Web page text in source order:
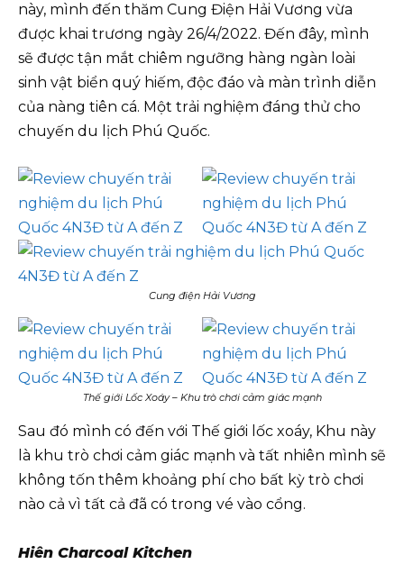
này, mình đến thăm Cung Điện Hải Vương vừa
được khai trương ngày 26/4/2022. Đến đây, mình
sẽ được tận mắt chiêm ngưỡng hàng ngàn loài
sinh vật biển quý hiếm, độc đáo và màn trình diễn
của nàng tiên cá. Một trải nghiệm đáng thử cho
chuyến du lịch Phú Quốc.
Cung điện Hải Vương
Thế giới Lốc Xoáy – Khu trò chơi cảm giác mạnh
Sau đó mình có đến với Thế giới lốc xoáy, Khu này
là khu trò chơi cảm giác mạnh và tất nhiên mình sẽ
không tốn thêm khoảng phí cho bất kỳ trò chơi
nào cả vì tất cả đã có trong vé vào cổng.
Hiên Charcoal Kitchen